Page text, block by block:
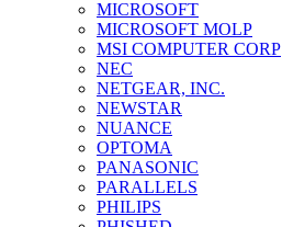
MICROSOFT
MICROSOFT MOLP
MSI COMPUTER CORP
NEC
NETGEAR, INC.
NEWSTAR
NUANCE
OPTOMA
PANASONIC
PARALLELS
PHILIPS